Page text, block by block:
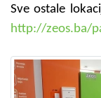
Sve ostale
http://zeos.ba/